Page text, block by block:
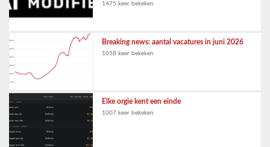
1475 keer bekeken
Breaking news: aantal vacatures in juni 2026
1058 keer bekeken
Elke orgie kent een einde
1007 keer bekeken